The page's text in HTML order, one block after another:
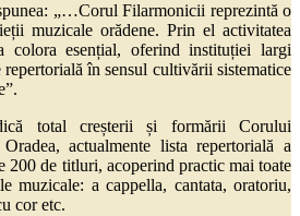
„…Corul Filarmonicii reprezintă o
muzicale orădene. Prin el activitatea
colora esențial, oferind instituției largi
în sensul cultivării sistematice
total creșterii și formării Corului
actualmente lista repertorială a
200 de titluri, acoperind practic mai toate
muzicale: a cappella, cantata, oratoriu,
cor etc.